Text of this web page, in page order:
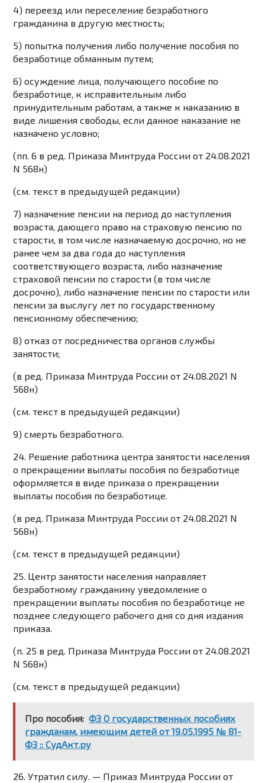
4) переезд или переселение безработного
гражданина в другую местность;
5) попытка получения либо получение пособия по
безработице обманным путем;
6) осуждение лица, получающего пособие по
безработице, к исправительным либо
принудительным работам, а также к наказанию в
виде лишения свободы, если данное наказание не
назначено условно;
(пп. 6 в ред. Приказа Минтруда России от 24.08.2021
N 568н)
(см. текст в предыдущей редакции)
7) назначение пенсии на период до наступления
возраста, дающего право на страховую пенсию по
старости, в том числе назначаемую досрочно, но не
ранее чем за два года до наступления
соответствующего возраста, либо назначение
страховой пенсии по старости (в том числе
досрочно), либо назначение пенсии по старости или
пенсии за выслугу лет по государственному
пенсионному обеспечению;
8) отказ от посредничества органов службы
занятости;
(в ред. Приказа Минтруда России от 24.08.2021 N
568н)
(см. текст в предыдущей редакции)
9) смерть безработного.
24. Решение работника центра занятости населения
о прекращении выплаты пособия по безработице
оформляется в виде приказа о прекращении
выплаты пособия по безработице.
(в ред. Приказа Минтруда России от 24.08.2021 N
568н)
(см. текст в предыдущей редакции)
25. Центр занятости населения направляет
безработному гражданину уведомление о
прекращении выплаты пособия по безработице не
позднее следующего рабочего дня со дня издания
приказа.
(п. 25 в ред. Приказа Минтруда России от 24.08.2021
N 568н)
(см. текст в предыдущей редакции)
Про пособия: ФЗ О государственных пособиях
гражданам, имеющим детей от 19.05.1995 № 81-
ФЗ :: СудАкт.ру
26. Утратил силу. — Приказ Минтруда России от